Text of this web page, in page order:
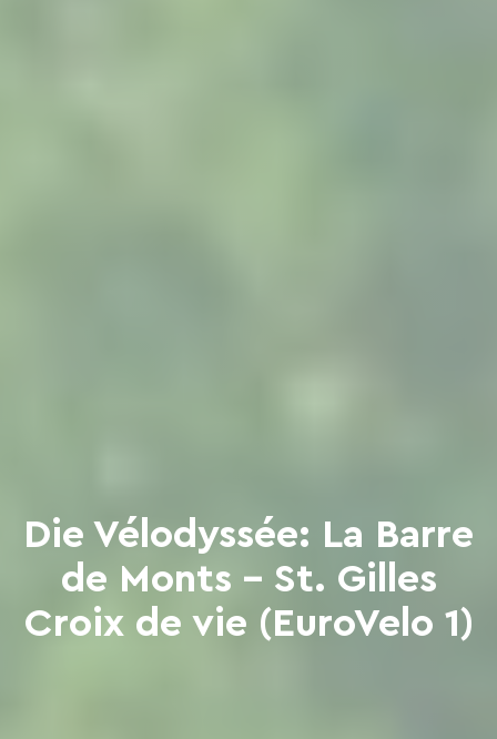
Die Vélodyssée: La Barre
de Monts - St. Gilles
Croix de vie (EuroVelo 1)